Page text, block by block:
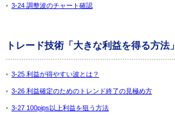
3-24 調整波のチャート確認
トレード技術「大きな利益を得る方法」
3-25 利益が得やすい波とは？
3-26 利益確定のためのトレンド終了の見極め方
3-27 100pips以上利益を狙う方法